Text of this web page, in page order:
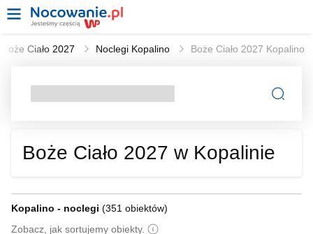
Boże Ciało 2027 Noclegi Kopalino Boże Ciało 2027 Kopalino
Boże Ciało 2027 w Kopalinie
Kopalino - noclegi (351 obiektów)
Zobacz, jak sortujemy obiekty.